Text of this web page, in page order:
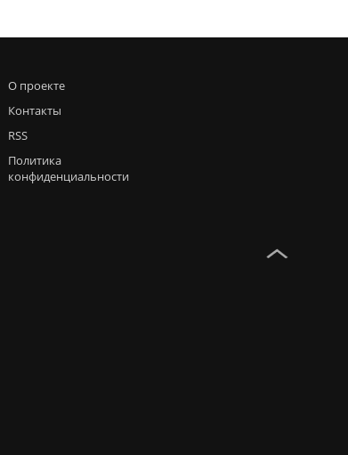
О проекте
Контакты
RSS
Политика
конфиденциальности